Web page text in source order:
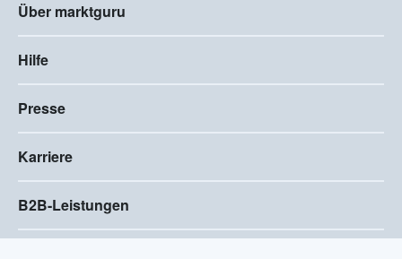
Über marktguru
Hilfe
Presse
Karriere
B2B-Leistungen